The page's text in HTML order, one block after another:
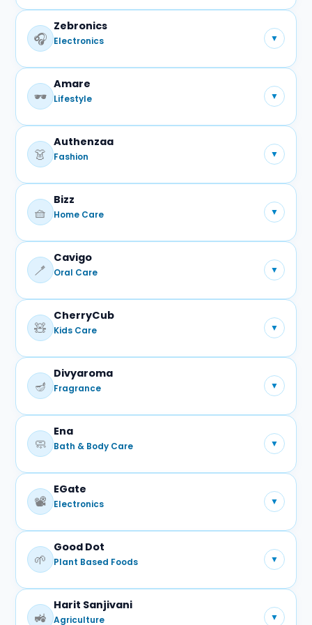
प्रमुख प्रोडक्ट्स:
शेविंग क्रीम
🎧
Zebronics
Electronics ▼
प्रमुख प्रोडक्ट्स:
इलेक्ट्रॉनिक्स एक्सेसरीज़ (सहयोगी ब्रांड)
🕶️
Amare
Lifestyle ▼
प्रमुख प्रोडक्ट्स:
चयनित लाइफस्टाइल उत्पाद
👗
Authenzaa
Fashion ▼
प्रमुख प्रोडक्ट्स:
महिलाओं के वस्त्र
🧺
Bizz
Home Care ▼
प्रमुख प्रोडक्ट्स:
डिटर्जेंट पाउडर
🪥
Cavigo
Oral Care ▼
प्रमुख प्रोडक्ट्स:
टूथपेस्ट
🧸
CherryCub
Kids Care ▼
प्रमुख प्रोडक्ट्स:
बच्चों के उत्पाद
🪔
Divyaroma
Fragrance ▼
प्रमुख प्रोडक्ट्स:
अगरबत्ती
🧼
Ena
Bath & Body Care ▼
प्रमुख प्रोडक्ट्स:
साबुन
📽️
EGate
Electronics ▼
प्रमुख प्रोडक्ट्स:
इलेक्ट्रॉनिक एक्सेसरीज़
🌱
Good Dot
Plant Based Foods ▼
प्रमुख प्रोडक्ट्स:
🚜
Harit Sanjivani
Agriculture ▼